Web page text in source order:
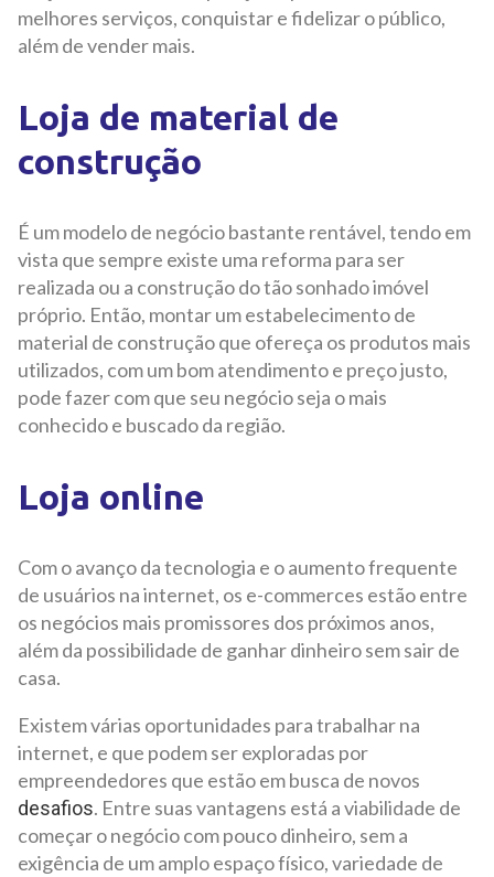
melhores serviços, conquistar e fidelizar o público,
além de vender mais.
Loja de material de
construção
É um modelo de negócio bastante rentável, tendo em
vista que sempre existe uma reforma para ser
realizada ou a construção do tão sonhado imóvel
próprio. Então, montar um estabelecimento de
material de construção que ofereça os produtos mais
utilizados, com um bom atendimento e preço justo,
pode fazer com que seu negócio seja o mais
conhecido e buscado da região.
Loja online
Com o avanço da tecnologia e o aumento frequente
de usuários na internet, os e-commerces estão entre
os negócios mais promissores dos próximos anos,
além da possibilidade de ganhar dinheiro sem sair de
casa.
Existem várias oportunidades para trabalhar na
internet, e que podem ser exploradas por
empreendedores que estão em busca de novos
desafios. Entre suas vantagens está a viabilidade de
começar o negócio com pouco dinheiro, sem a
exigência de um amplo espaço físico, variedade de